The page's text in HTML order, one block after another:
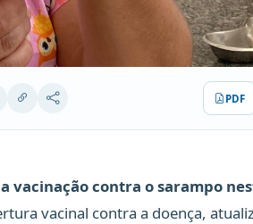
PDF
vacinação contra o sarampo
vacinal contra a doença,